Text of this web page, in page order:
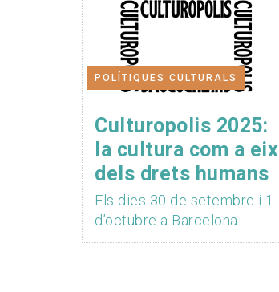
POLÍTIQUES CULTURALS
Culturopolis 2025:
la cultura com a eix
dels drets humans
Els dies 30 de setembre i 1
d’octubre a Barcelona